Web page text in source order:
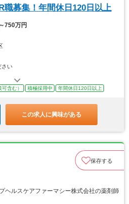
職募集！年間休日120日以上
750万円
さい
含む） 積極採用中 年間休日120日以上
この求人に興味がある
保存する
ルスケアファーマシー株式会社の薬剤師